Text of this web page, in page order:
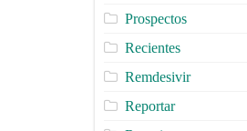
Prospectos
Recientes
Remdesivir
Reportar